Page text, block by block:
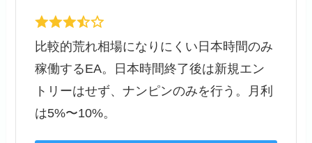
比較的荒れ相場になりにくい日本時間のみ
稼働するEA。日本時間終了後は新規エン
トリーはせず、ナンピンのみを行う。月利
は5%〜10%。